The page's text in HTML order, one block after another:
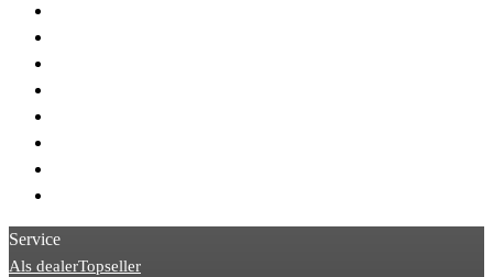
Service
Als dealerTopseller